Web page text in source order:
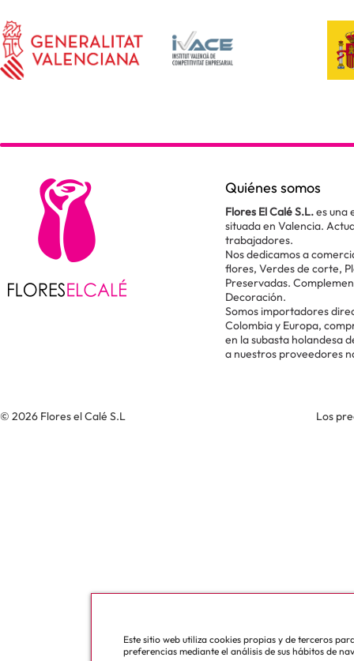
Quiénes somos
Flores El Calé S.L.es una
situada en Valencia.
trabajadores.
Nos dedicamos a
flores, Verdes de corte,
Preservadas.
Decoración.
Somos importadores
Colombia y Europa,
en la subasta holandesa
a nuestros proveedores
© 2026 Flores el Calé S.L Los
Este sitio web utiliza cookies propias y de terceros
preferencias mediante el análisis de sus hábitos de